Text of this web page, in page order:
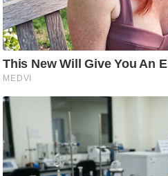
.
चा
य
प
र
ध